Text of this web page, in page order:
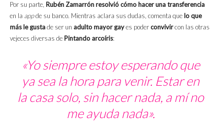
Por su parte, Rubén Zamarrón resolviócómo hacer una transferencia
en la appde su banco. Mientras aclara sus dudas, comenta que lo que
más le gustade ser un adulto mayor gayes poderconvivircon las otras
vejeces diversas de Pintando arcoíris:
«Yo siempre estoy esperando que
ya sea la hora para venir. Estar en
la casa solo, sin hacer nada, a mí no
me ayuda nada».